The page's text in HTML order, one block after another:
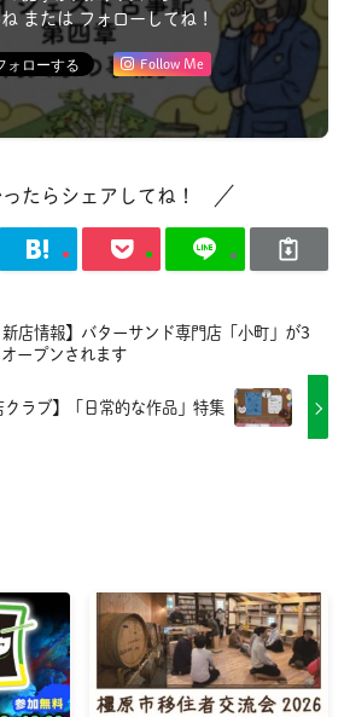
または フォローしてね！
Follow Me
たらシェアしてね！
新店情報】バターサンド専門店「小町」が3
ープンされます
クラブ】「日常的な作品」特集